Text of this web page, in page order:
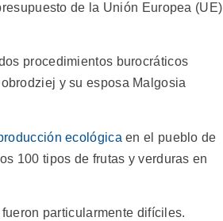
de la Unión Europea (UE)
procedimientos burocráticos
y su esposa Malgosia
ecológica en el pueblo de
100 tipos de frutas y verduras en
particularmente difíciles.